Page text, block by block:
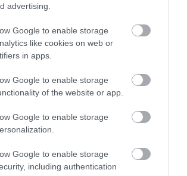
advertising.
Google to enable storage
like cookies on web or
in apps.
Google to enable storage
of the website or app.
Google to enable storage
Google to enable storage
including authentication